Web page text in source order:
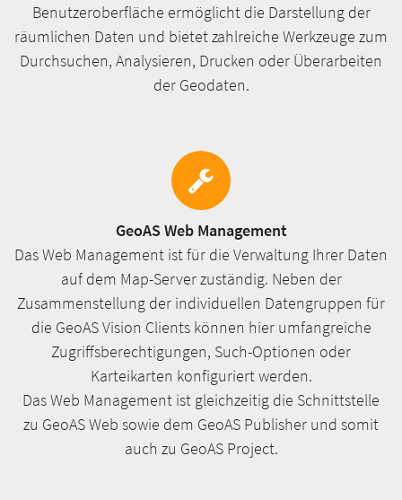
Benutzeroberfläche ermöglicht die Darstellung der
räumlichen Daten und bietet zahlreiche Werkzeuge zum
Durchsuchen, Analysieren, Drucken oder Überarbeiten
der Geodaten.
GeoAS Web Management
Das Web Management ist für die Verwaltung Ihrer Daten
auf dem Map-Server zuständig. Neben der
Zusammenstellung der individuellen Datengruppen für
die GeoAS Vision Clients können hier umfangreiche
Zugriffsberechtigungen, Such-Optionen oder
Karteikarten konfiguriert werden.
Das Web Management ist gleichzeitig die Schnittstelle
zu GeoAS Web sowie dem GeoAS Publisher und somit
auch zu GeoAS Project.